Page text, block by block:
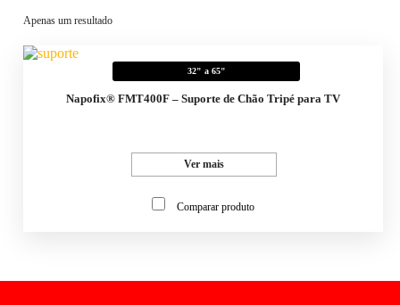
Apenas um resultado
32" a 65"
Napofix® FMT400F – Suporte de Chão Tripé para TV
Ver mais
Comparar produto